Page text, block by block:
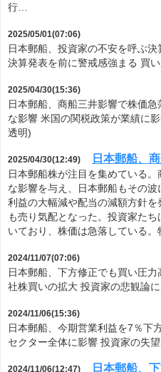
行…
2025/05/01(07:06)
日本郵船、投資家の不安を呼ぶ
決算発表を前に警戒感強まる 買
2025/04/30(15:36)
日本郵船、商船三井影響で株価
な影響 米国の関税政策が業績に
透明)
2025/04/30(12:49) 日本郵船、
日本郵船株が注目を集めている
な影響を与え、日本郵船もその
利益の大幅減や配当の減額方針
も売り気配となった。投資家た
いており、株価は急落している
2024/11/07(07:06)
日本郵船、下方修正でも買い圧
社株買いの拡大 投資家の悲観論
2024/11/06(15:36)
日本郵船、今期営業利益を7％下
セクター全体に影響 投資家の失
2024/11/06(12:47)
日本郵船、